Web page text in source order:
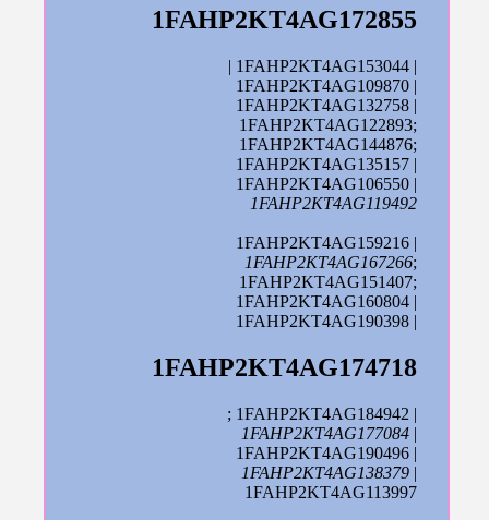
1FAHP2KT4AG172855
| 1FAHP2KT4AG153044 |
1FAHP2KT4AG109870 |
1FAHP2KT4AG132758 |
1FAHP2KT4AG122893;
1FAHP2KT4AG144876;
1FAHP2KT4AG135157 |
1FAHP2KT4AG106550 |
1FAHP2KT4AG119492
1FAHP2KT4AG159216 |
1FAHP2KT4AG167266;
1FAHP2KT4AG151407;
1FAHP2KT4AG160804 |
1FAHP2KT4AG190398 |
1FAHP2KT4AG174718
; 1FAHP2KT4AG184942 |
1FAHP2KT4AG177084 |
1FAHP2KT4AG190496 |
1FAHP2KT4AG138379 |
1FAHP2KT4AG113997